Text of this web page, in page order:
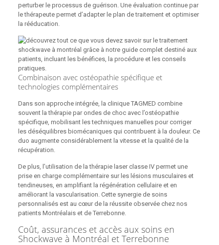
perturber le processus de guérison. Une évaluation continue par
le thérapeute permet d’adapter le plan de traitement et optimiser
la rééducation.
Combinaison avec ostéopathie spécifique et
technologies complémentaires
Dans son approche intégrée, la clinique TAGMED combine
souvent la thérapie par ondes de choc avec l’ostéopathie
spécifique, mobilisant les techniques manuelles pour corriger
les déséquilibres biomécaniques qui contribuent à la douleur. Ce
duo augmente considérablement la vitesse et la qualité de la
récupération.
De plus, l’utilisation de la thérapie laser classe IV permet une
prise en charge complémentaire sur les lésions musculaires et
tendineuses, en amplifiant la régénération cellulaire et en
améliorant la vascularisation. Cette synergie de soins
personnalisés est au cœur de la réussite observée chez nos
patients Montréalais et de Terrebonne.
Coût, assurances et accès aux soins en
Shockwave à Montréal et Terrebonne